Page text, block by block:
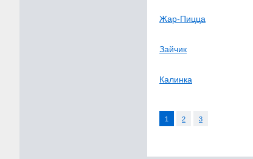
Жар-Пицца
Зайчик
Калинка
1 2 3